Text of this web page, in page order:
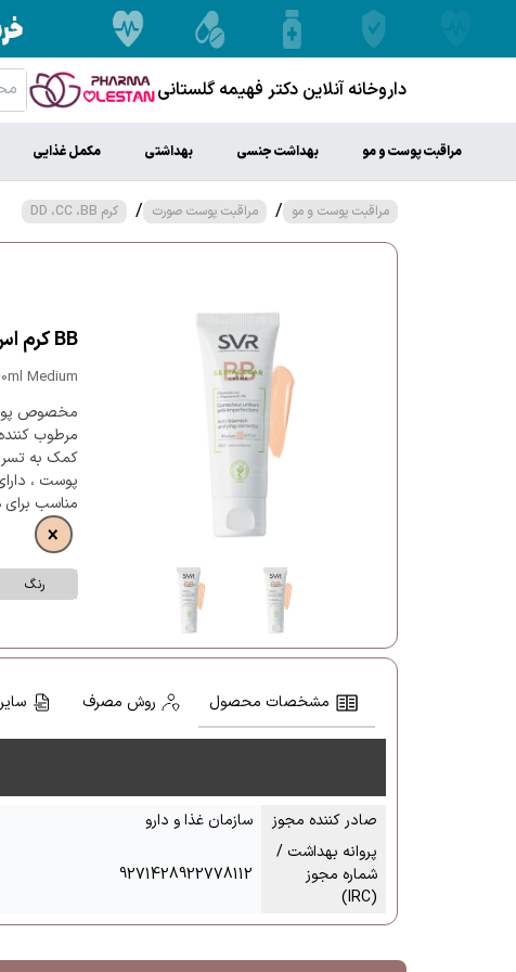
داروخانه آنلاین دکتر فهیمه گلستانی
مراقبت پوست و مو بهداشت جنسی بهداشتی مکمل غذایی
مراقبت پوست و مو / مراقبت پوست صورت / کرم DD ،CC ،BB
BB کرم اس وی آر مدل Sebiaclear با SPF20 حجم 40 میل
Medium
مخصوص
مرطوب
کمک به
پوست ،
مناسب
رنگ
مشخصات محصول روش مصرف
صادر کننده مجوز سازمان غذا و دارو
پروانه بهداشت /
شماره مجوز
(IRC)
9271428922778112